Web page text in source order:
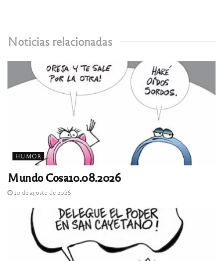
Noticias relacionadas
HUMOR
Mundo Cosa10.08.2026
10 de agosto de 2026